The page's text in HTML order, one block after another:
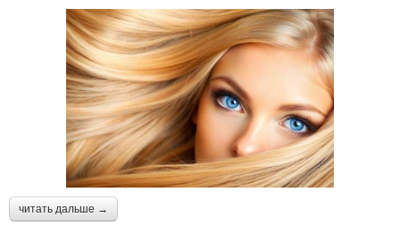
читать дальше →